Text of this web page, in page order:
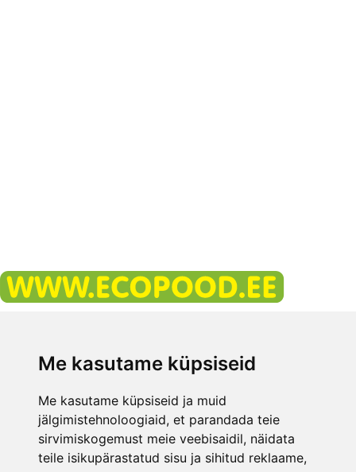
Me kasutame küpsiseid
Me kasutame küpsiseid ja muid
jälgimistehnoloogiaid, et parandada teie
sirvimiskogemust meie veebisaidil, näidata
teile isikupärastatud sisu ja sihitud reklaame,
E-mail: info@ecopood.ee
ECOPOOD.EE УСЛОВИЯ